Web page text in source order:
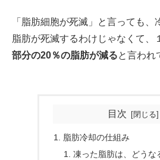
「脂肪細胞が死滅」と言っても
脂肪が死滅するわけじゃなくて、
部分の20％の脂肪が減ると言われ
目次
脂肪冷却の仕組み
凍った脂肪は、どうな